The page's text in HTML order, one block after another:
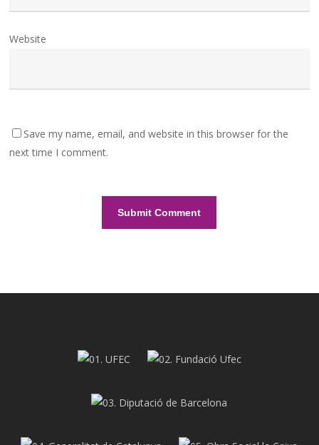
Website
Save my name, email, and website in this browser for the
next time I comment.